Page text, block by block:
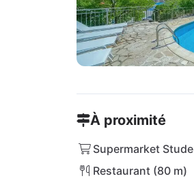
À proximité
Supermarket
Restaurant (80 m)